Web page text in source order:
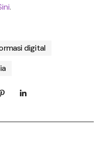
.
digital